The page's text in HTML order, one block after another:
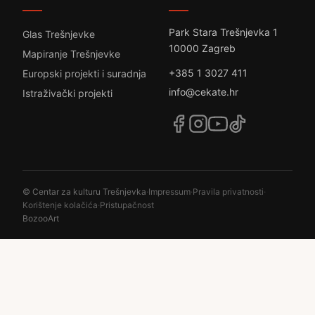
Glas Trešnjevke
Mapiranje Trešnjevke
Europski projekti i suradnja
Istraživački projekti
Park Stara Trešnjevka 1
10000 Zagreb
+385 1 3027 411
info@cekate.hr
© Centar za kulturu Trešnjevka·Impressum·Pravila privatnosti·
Korištenje kolačića·Pristupačnost
BozooArt